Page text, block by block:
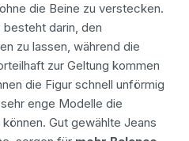
die Beine zu verstecken.
darin, den
zu lassen, während die
zur Geltung kommen
die Figur schnell unförmig
enge Modelle die
Gut gewählte Jeans